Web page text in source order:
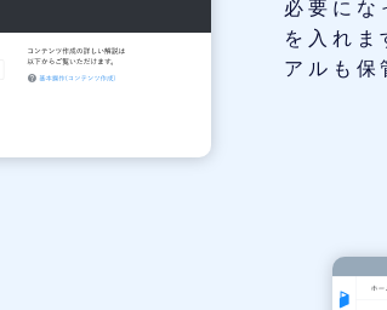
必要にな
を入れま
アルも保